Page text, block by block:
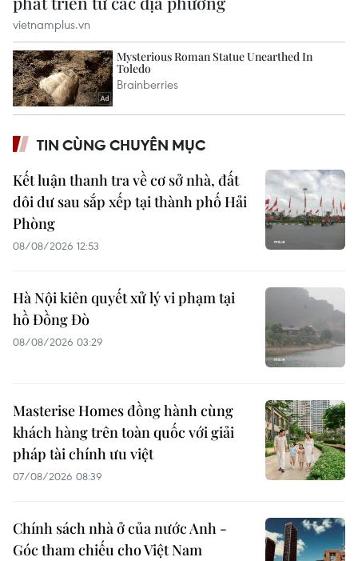
TIN CÙNG CHUYÊN MỤC
Kết luận thanh tra về cơ sở nhà, đất
dôi dư sau sắp xếp tại thành phố Hải
Phòng
08/08/2026 12:53
Hà Nội kiên quyết xử lý vi phạm tại
hồ Đồng Đò
08/08/2026 03:29
Masterise Homes đồng hành cùng
khách hàng trên toàn quốc với giải
pháp tài chính ưu việt
07/08/2026 08:39
Chính sách nhà ở của nước Anh -
Góc tham chiếu cho Việt Nam